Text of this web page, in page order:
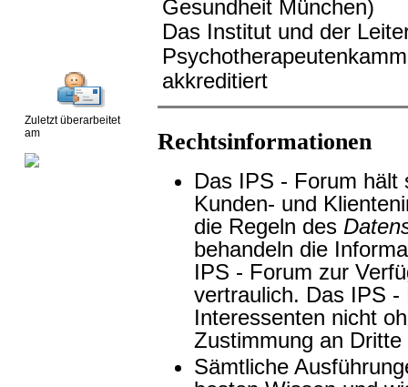
Zuletzt überarbeitet
am
Gesundheit München)
Das Institut und der
akkreditiert
Rechtsinformationen
Das IPS - Forum hält
Kunden- und
die Regeln des
behandeln die
IPS - Forum zur
vertraulich. Das IPS
Interessenten nicht
Zustimmung an Dritte
Sämtliche